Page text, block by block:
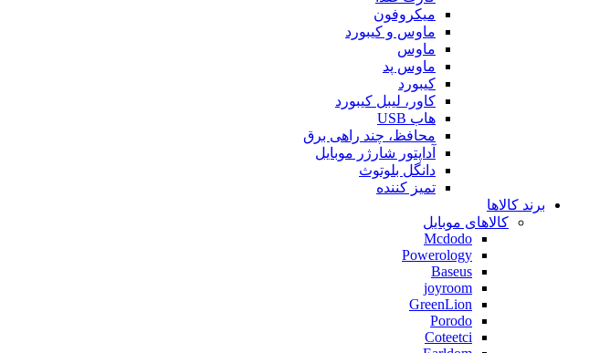
میکروفون
ماوس و کیبورد
ماوس
ماوس پد
کیبورد
کاور، لیبل کیبورد
هاب USB
محافظ، چند راهی برق
آداپتور شارژر موبایل
دانگل بلوتوث
تمیز کننده
برند کالاها
کالاهای موبایل
Mcdodo
Powerology
Baseus
joyroom
GreenLion
Porodo
Coteetci